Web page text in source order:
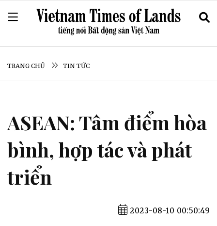
TRANG CHỦ TIN TỨC
ASEAN: Tâm điểm hòa
bình, hợp tác và phát
triển
2023-08-10 00:50:49